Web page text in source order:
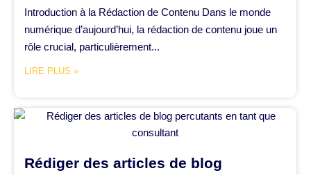
Introduction à la Rédaction de Contenu Dans le monde
numérique d’aujourd’hui, la rédaction de contenu joue un
rôle crucial, particulièrement...
LIRE PLUS »
Rédiger des articles de blog